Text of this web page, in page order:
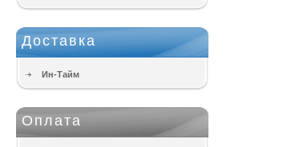
Доставка
Ин-Тайм
Оплата